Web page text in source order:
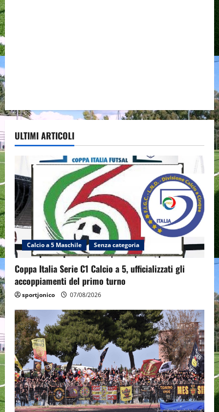
ULTIMI ARTICOLI
Calcio a 5 Maschile Senza categoria
Coppa Italia Serie C1 Calcio a 5, ufficializzati gli
accoppiamenti del primo turno
sportjonico 07/08/2026